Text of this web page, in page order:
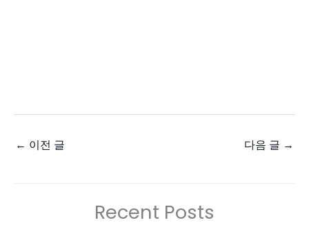
← 이전 글 다음 글 →
Recent Posts